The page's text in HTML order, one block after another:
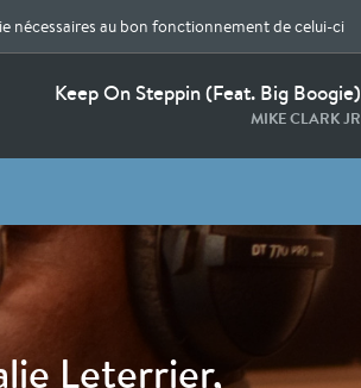
nécessaires au bon fonctionnement de celui-ci
Keep On Steppin (feat. Big Boogie)
MIKE CLARK JR
Leterrier,